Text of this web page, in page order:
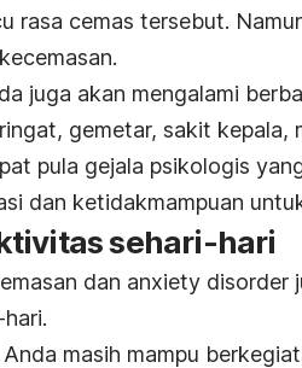
rasa cemas tersebut.
juga akan mengalami
gemetar, sakit kepala,
pula gejala psikologis
dan ketidakmampuan
sehari-hari
dan anxiety disorder
masih mampu